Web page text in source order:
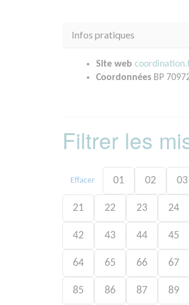
Infos pratiques
Site web
Coordonnées BP
Filtrer les
Effacer 01 02 03
21 22 23 24
42 43 44 45
64 65 66 67
85 86 87 89